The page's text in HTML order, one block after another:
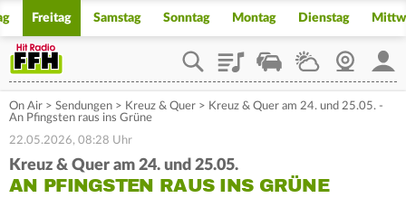
Freitag Samstag Sonntag Montag Dienstag
PlaylistStaupilotWetterWebcam
On Air > Sendungen > Kreuz & Quer > Kreuz & Quer am 24. und 25.05. -
An Pfingsten raus ins Grüne
22.05.2026, 08:28 Uhr
Kreuz & Quer am 24. und 25.05.
AN PFINGSTEN RAUS INS GRÜNE